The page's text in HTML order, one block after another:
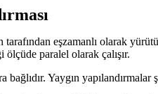
eşzamanlı olarak
ölçüde paralel olarak çalışır.
Yaygın yapılandırmalar